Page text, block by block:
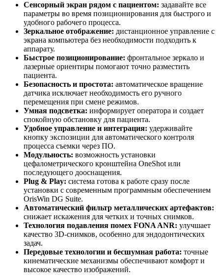
Сенсорный экран рядом с пациентом: задавайте все
параметры во время позиционирования для быстрого и
удобного рабочего процесса.
Зеркальное отображение: дистанционное управление с
экрана компьютера без необходимости подходить к
аппарату.
Быстрое позиционирование: фронтальное зеркало и
лазерные ориентиры помогают точно разместить
пациента.
Безопасность и простота: автоматическое вращение
датчика исключает необходимость его ручного
перемещения при смене режимов.
Умная подсветка: информирует оператора и создает
спокойную обстановку для пациента.
Удобное управление и интеграция: удерживайте
кнопку экспозиции для автоматического контроля
процесса съемки через ПО.
Модульность: возможность установки
цефалометрического кронштейна OneShot или
последующего дооснащения.
Plug & Play: система готова к работе сразу после
установки с современным программным обеспечением
OrisWin DG Suite.
Автоматический фильтр металлических артефактов:
снижает искажения для четких и точных снимков.
Технология подавления помех FONA ANR: улучшает
качество 3D-снимков, особенно для эндодонтических
задач.
Передовые технологии и бесшумная работа: точные
кинематические механизмы обеспечивают комфорт и
высокое качество изображений.